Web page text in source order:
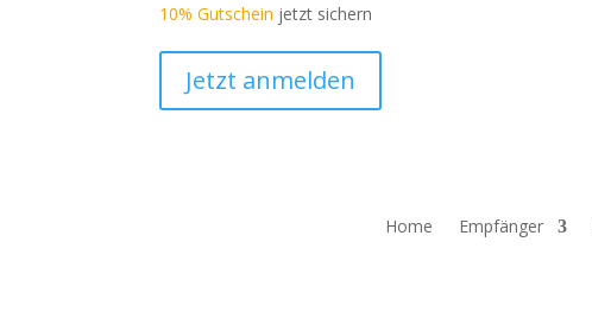
10% Gutschein jetzt sichern
Jetzt anmelden
Home Empfänger